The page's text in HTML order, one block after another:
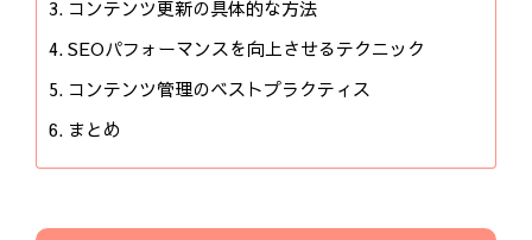
コンテンツ更新の具体的な方法
SEOパフォーマンスを向上させるテクニック
コンテンツ管理のベストプラクティス
まとめ